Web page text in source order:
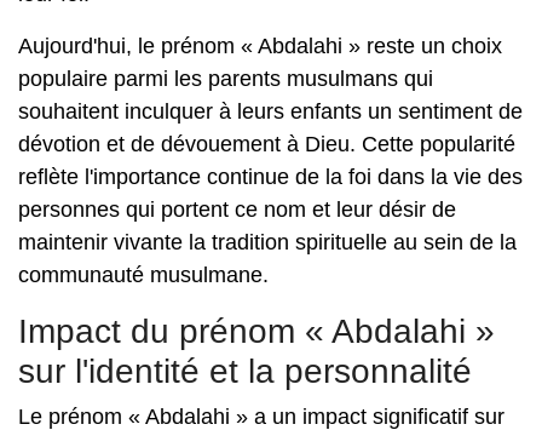
Aujourd'hui, le prénom « Abdalahi » reste un choix
populaire parmi les parents musulmans qui
souhaitent inculquer à leurs enfants un sentiment de
dévotion et de dévouement à Dieu. Cette popularité
reflète l'importance continue de la foi dans la vie des
personnes qui portent ce nom et leur désir de
maintenir vivante la tradition spirituelle au sein de la
communauté musulmane.
Impact du prénom « Abdalahi »
sur l'identité et la personnalité
Le prénom « Abdalahi » a un impact significatif sur